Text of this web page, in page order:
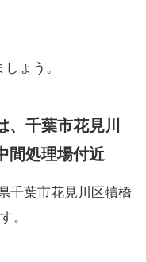
ょう。
、千葉市花見川
間処理場付近
千葉市花見川区犢橋
。